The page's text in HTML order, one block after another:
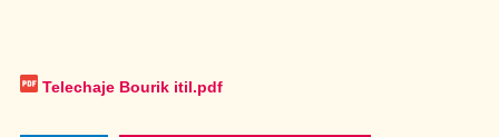
Telechaje Bourik itil.pdf